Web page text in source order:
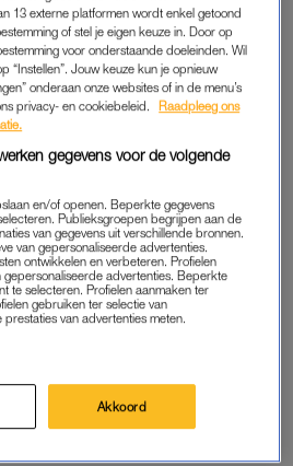
en slechte bacteriën. Maar
microbewoners, die je vanaf de
kunnen helpen met wondgenezing
houden.
maar helaas kunnen een
gedurende de eerste dagen het
negatief beïnvloeden. In dat geval
je je pasgeboren kindje niet al te
met schuimende babyproducten
kans krijgen te groeien en
een vast plekje te maken.
13 externe platformen wordt enkel getoond
of stel je eigen keuze in. Door op
voor onderstaande doeleinden. Wil
“Instellen”. Jouw keuze kun je opnieuw
onderaan onze websites of in de menu’s
privacy- en cookiebeleid.
Raadpleeg ons
gegevens voor de volgende
en/of openen. Beperkte gegevens
Publieksgroepen begrijpen aan de
van gegevens uit verschillende bronnen.
van gepersonaliseerde advertenties.
ontwikkelen en verbeteren. Profielen
advertenties. Beperkte
te selecteren. Profielen aanmaken ter
gebruiken ter selectie van
van advertenties meten.
Akkoord